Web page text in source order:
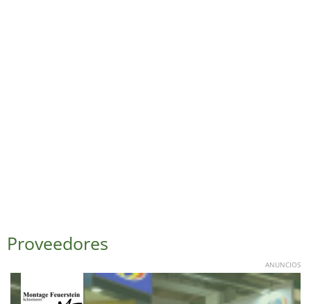
Proveedores
ANUNCIOS